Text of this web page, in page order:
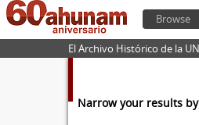
Browse
El Archivo Histórico de la
Narrow your results